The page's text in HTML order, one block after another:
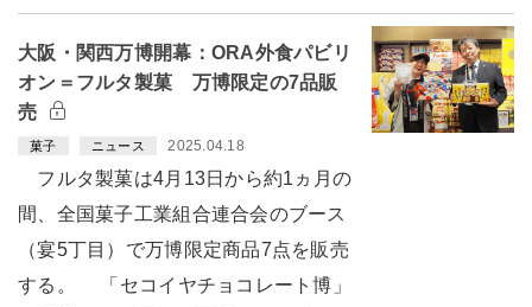
大阪・関西万博開幕：ORA外食パビリ
オン＝フルタ製菓 万博限定の7品販
売
菓子 ニュース 2025.04.18
フルタ製菓は4月13日から約1ヵ月の
間、全国菓子工業組合連合会のブース
（宴5丁目）で万博限定商品7点を販売
する。 「セコイヤチョコレート博」